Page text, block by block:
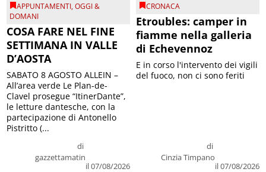
APPUNTAMENTI,OGGI &
DOMANI
COSA FARE NEL FINE
SETTIMANA IN VALLE
D’AOSTA
di
gazzettamatin
il 07/08/2026
SABATO 8 AGOSTO ALLEIN –
All’area verde Le Plan-de-
Clavel prosegue “ItinerDante”,
le letture dantesche, con la
partecipazione di Antonello
Pistritto (...
CRONACA
Etroubles: camper in
fiamme nella galleria
di Echevennoz
di
Cinzia Timpano
il 07/08/2026
E in corso l'intervento dei vigili
del fuoco, non ci sono feriti